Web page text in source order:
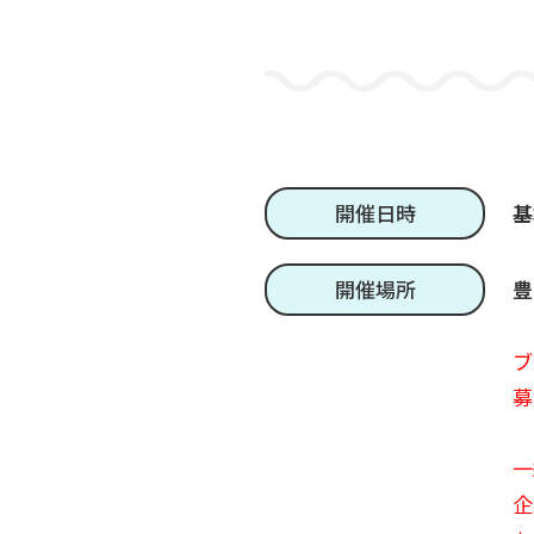
開催日時
開催場所